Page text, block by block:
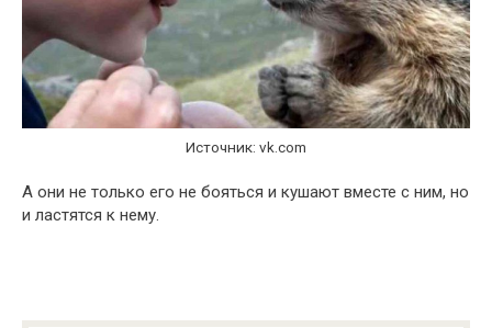
Источник: vk.com
А они не только его не бояться и кушают вместе с ним, но
и ластятся к нему.